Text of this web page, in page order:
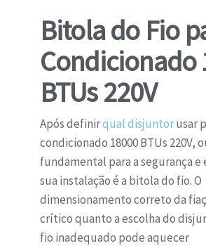
Bitola do Fio
Condicionado
BTUs 220V
Após definirqual disjuntorusar
condicionado 18000 BTUs 220V,
fundamental para a segurança e
sua instalação é a bitola do fio. O
dimensionamento correto da
crítico quanto a escolha do
fio inadequado pode aquecer